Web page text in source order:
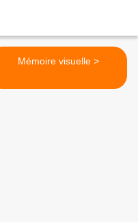
Mémoire visuelle >